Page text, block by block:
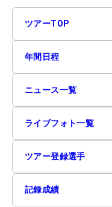
ツアーTOP
年間日程
ニュース一覧
ライブフォト一覧
ツアー登録選手
記録成績